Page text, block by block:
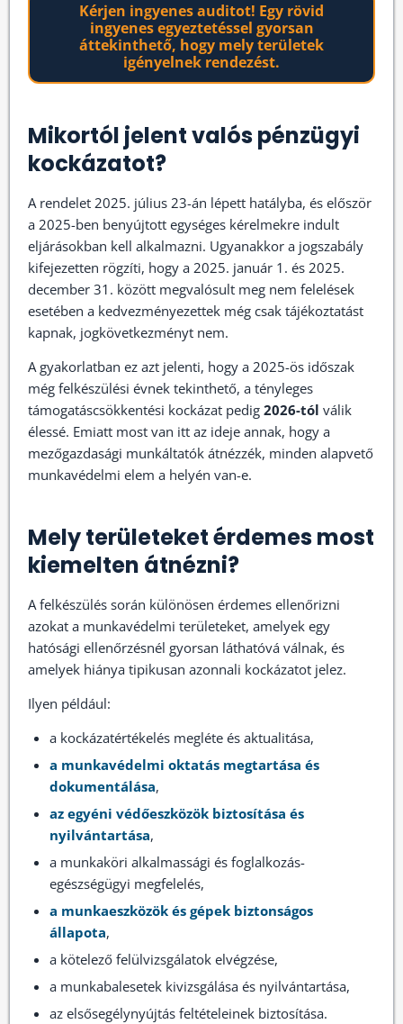
Kérjen ingyenes auditot! Egy rövid
ingyenes egyeztetéssel gyorsan
áttekinthető, hogy mely területek
igényelnek rendezést.
Mikortól jelent valós pénzügyi
kockázatot?
A rendelet 2025. július 23-án lépett hatályba, és először
a 2025-ben benyújtott egységes kérelmekre indult
eljárásokban kell alkalmazni. Ugyanakkor a jogszabály
kifejezetten rögzíti, hogy a 2025. január 1. és 2025.
december 31. között megvalósult meg nem felelések
esetében a kedvezményezettek még csak tájékoztatást
kapnak, jogkövetkezményt nem.
A gyakorlatban ez azt jelenti, hogy a 2025-ös időszak
még felkészülési évnek tekinthető, a tényleges
támogatáscsökkentési kockázat pedig 2026-tól válik
élessé. Emiatt most van itt az ideje annak, hogy a
mezőgazdasági munkáltatók átnézzék, minden alapvető
munkavédelmi elem a helyén van-e.
Mely területeket érdemes most
kiemelten átnézni?
A felkészülés során különösen érdemes ellenőrizni
azokat a munkavédelmi területeket, amelyek egy
hatósági ellenőrzésnél gyorsan láthatóvá válnak, és
amelyek hiánya tipikusan azonnali kockázatot jelez.
Ilyen például:
a kockázatértékelés megléte és aktualitása,
a munkavédelmi oktatás megtartása és
dokumentálása,
az egyéni védőeszközök biztosítása és
nyilvántartása,
a munkaköri alkalmassági és foglalkozás-
egészségügyi megfelelés,
a munkaeszközök és gépek biztonságos
állapota,
a kötelező felülvizsgálatok elvégzése,
a munkabalesetek kivizsgálása és nyilvántartása,
az elsősegélynyújtás feltételeinek biztosítása.